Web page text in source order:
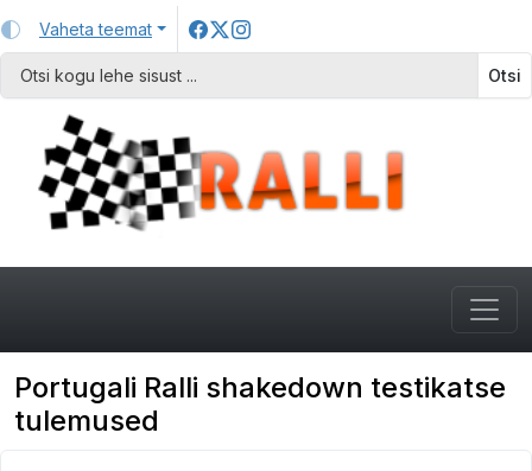
Vaheta teemat
Otsi
Portugali Ralli shakedown testikatse
tulemused